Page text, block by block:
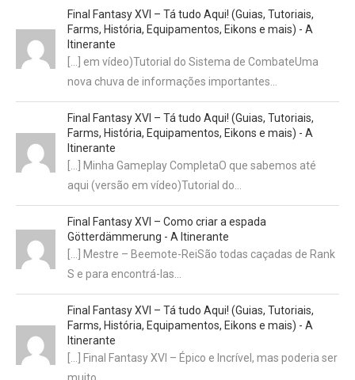
Final Fantasy XVI – Tá tudo Aqui! (Guias, Tutoriais,
Farms, História, Equipamentos, Eikons e mais) - A
Itinerante
[…] em vídeo)Tutorial do Sistema de CombateUma
nova chuva de informações importantes…
Final Fantasy XVI – Tá tudo Aqui! (Guias, Tutoriais,
Farms, História, Equipamentos, Eikons e mais) - A
Itinerante
[…] Minha Gameplay CompletaO que sabemos até
aqui (versão em vídeo)Tutorial do…
Final Fantasy XVI – Como criar a espada
Götterdämmerung - A Itinerante
[…] Mestre – Beemote-ReiSão todas caçadas de Rank
S e para encontrá-las…
Final Fantasy XVI – Tá tudo Aqui! (Guias, Tutoriais,
Farms, História, Equipamentos, Eikons e mais) - A
Itinerante
[…] Final Fantasy XVI – Épico e Incrível, mas poderia ser
muito…